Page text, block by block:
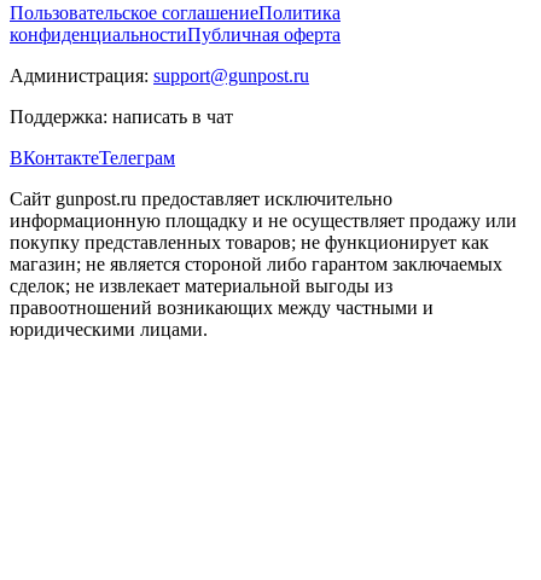
Пользовательское соглашениеПолитика
конфиденциальностиПубличная оферта
Администрация: support@gunpost.ru
Поддержка: написать в чат
ВКонтактеТелеграм
Сайт gunpost.ru предоставляет исключительно
информационную площадку и не осуществляет продажу или
покупку представленных товаров; не функционирует как
магазин; не является стороной либо гарантом заключаемых
сделок; не извлекает материальной выгоды из
правоотношений возникающих между частными и
юридическими лицами.